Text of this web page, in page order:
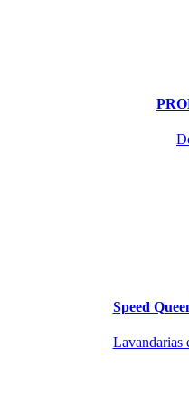
Speed
Lavandarias